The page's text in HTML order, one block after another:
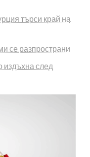
търси край на
се разпространи
издъхна след